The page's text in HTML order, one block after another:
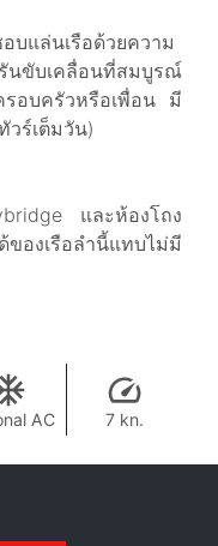
บแล่นเรือด้วยความ
นขับเคลื่อนที่สมบูรณ์
อบครัวหรือเพื่อน มี
วร์เต็มวัน)
และห้องโถง
องเรือลำนี้แทบไม่มี
AC 7 kn.